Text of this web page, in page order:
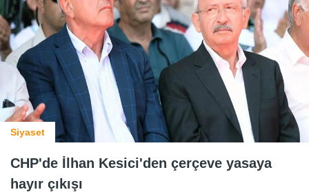
Siyaset
CHP'de İlhan Kesici'den çerçeve yasaya
hayır çıkışı